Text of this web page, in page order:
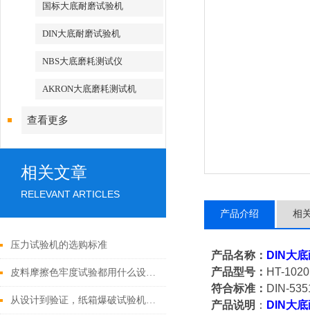
国标大底耐磨试验机
DIN大底耐磨试验机
NBS大底磨耗测试仪
AKRON大底磨耗测试机
查看更多
相关文章
RELEVANT ARTICLES
压力试验机的选购标准
皮料摩擦色牢度试验都用什么设备检测？
从设计到验证，纸箱爆破试验机助力包装品质飞跃
产品介绍 相
产品名称： DIN 大
产品型号： HT-1020
符合标准： DIN-
产品说明 ： DIN 大